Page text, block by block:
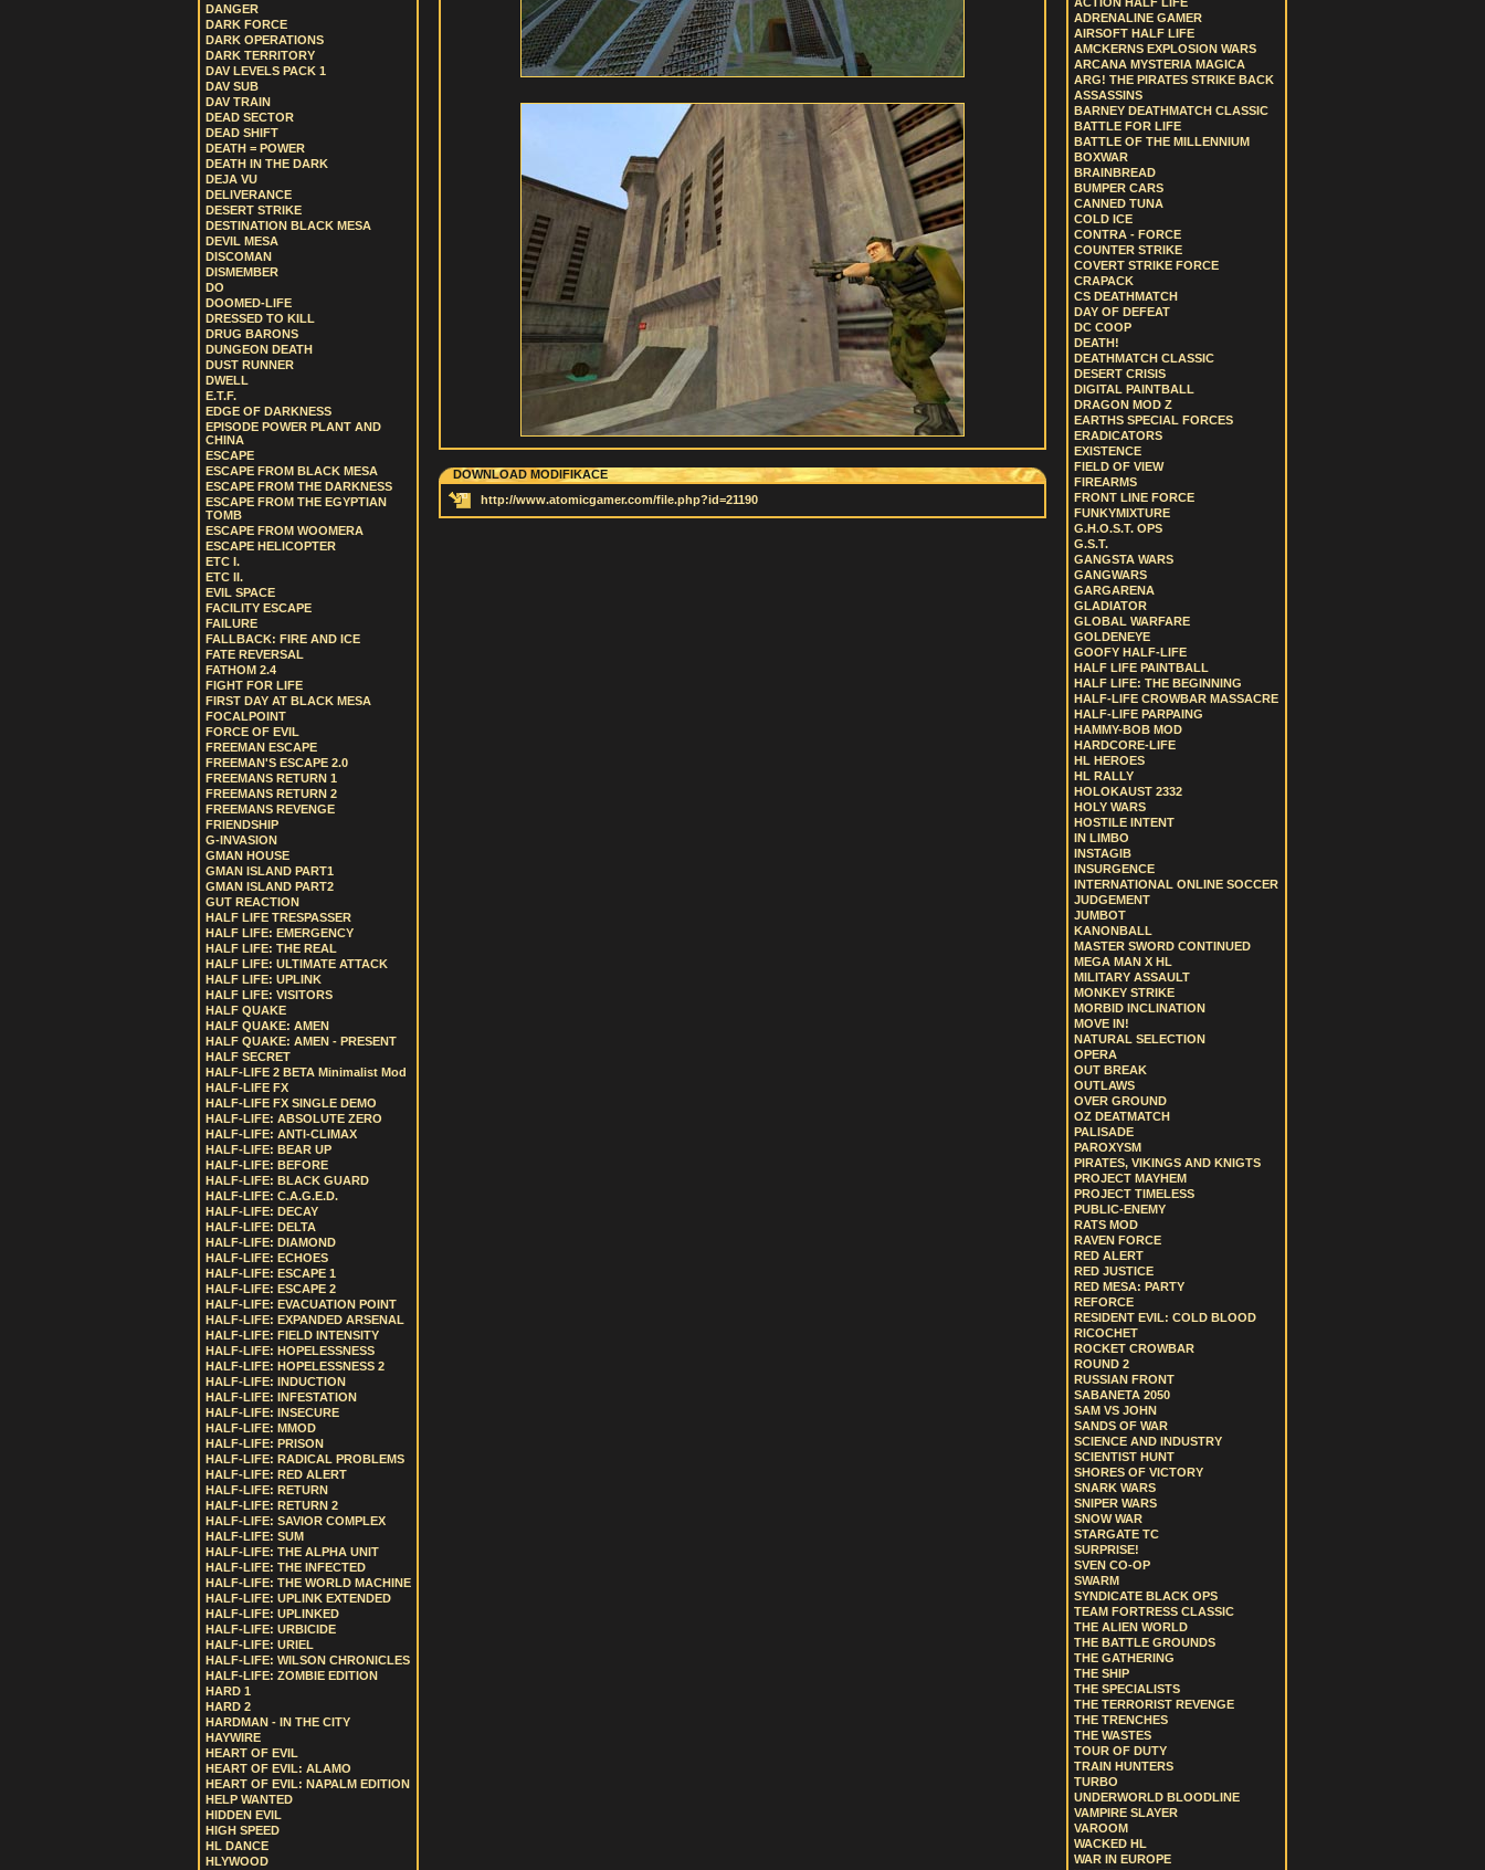
DANGER
DARK FORCE
DARK OPERATIONS
DARK TERRITORY
DAV LEVELS PACK 1
DAV SUB
DAV TRAIN
DEAD SECTOR
DEAD SHIFT
DEATH = POWER
DEATH IN THE DARK
DEJA VU
DELIVERANCE
DESERT STRIKE
DESTINATION BLACK MESA
DEVIL MESA
DISCOMAN
DISMEMBER
DO
DOOMED-LIFE
DRESSED TO KILL
DRUG BARONS
DUNGEON DEATH
DUST RUNNER
DWELL
E.T.F.
EDGE OF DARKNESS
EPISODE POWER PLANT AND
CHINA
ESCAPE
ESCAPE FROM BLACK MESA
ESCAPE FROM THE DARKNESS
ESCAPE FROM THE EGYPTIAN
TOMB
ESCAPE FROM WOOMERA
ESCAPE HELICOPTER
ETC I.
ETC II.
EVIL SPACE
FACILITY ESCAPE
FAILURE
FALLBACK: FIRE AND ICE
FATE REVERSAL
FATHOM 2.4
FIGHT FOR LIFE
FIRST DAY AT BLACK MESA
FOCALPOINT
FORCE OF EVIL
FREEMAN ESCAPE
FREEMAN'S ESCAPE 2.0
FREEMANS RETURN 1
FREEMANS RETURN 2
FREEMANS REVENGE
FRIENDSHIP
G-INVASION
GMAN HOUSE
GMAN ISLAND PART1
GMAN ISLAND PART2
GUT REACTION
HALF LIFE TRESPASSER
HALF LIFE: EMERGENCY
HALF LIFE: THE REAL
HALF LIFE: ULTIMATE ATTACK
HALF LIFE: UPLINK
HALF LIFE: VISITORS
HALF QUAKE
HALF QUAKE: AMEN
HALF QUAKE: AMEN - PRESENT
HALF SECRET
HALF-LIFE 2 BETA Minimalist Mod
HALF-LIFE FX
HALF-LIFE FX SINGLE DEMO
HALF-LIFE: ABSOLUTE ZERO
HALF-LIFE: ANTI-CLIMAX
HALF-LIFE: BEAR UP
HALF-LIFE: BEFORE
HALF-LIFE: BLACK GUARD
HALF-LIFE: C.A.G.E.D.
HALF-LIFE: DECAY
HALF-LIFE: DELTA
HALF-LIFE: DIAMOND
HALF-LIFE: ECHOES
HALF-LIFE: ESCAPE 1
HALF-LIFE: ESCAPE 2
HALF-LIFE: EVACUATION POINT
HALF-LIFE: EXPANDED ARSENAL
HALF-LIFE: FIELD INTENSITY
HALF-LIFE: HOPELESSNESS
HALF-LIFE: HOPELESSNESS 2
HALF-LIFE: INDUCTION
HALF-LIFE: INFESTATION
HALF-LIFE: INSECURE
HALF-LIFE: MMOD
HALF-LIFE: PRISON
HALF-LIFE: RADICAL PROBLEMS
HALF-LIFE: RED ALERT
HALF-LIFE: RETURN
HALF-LIFE: RETURN 2
HALF-LIFE: SAVIOR COMPLEX
HALF-LIFE: SUM
HALF-LIFE: THE ALPHA UNIT
HALF-LIFE: THE INFECTED
HALF-LIFE: THE WORLD MACHINE
HALF-LIFE: UPLINK EXTENDED
HALF-LIFE: UPLINKED
HALF-LIFE: URBICIDE
HALF-LIFE: URIEL
HALF-LIFE: WILSON CHRONICLES
HALF-LIFE: ZOMBIE EDITION
HARD 1
HARD 2
HARDMAN - IN THE CITY
HAYWIRE
HEART OF EVIL
HEART OF EVIL: ALAMO
HEART OF EVIL: NAPALM EDITION
HELP WANTED
HIDDEN EVIL
HIGH SPEED
HL DANCE
HLYWOOD
DOWNLOAD MODIFIKACE
http://www.atomicgamer.com/file.php?id=21190
ADRENALINE GAMER
AIRSOFT HALF LIFE
AMCKERNS EXPLOSION WARS
ARCANA MYSTERIA MAGICA
ARG! THE PIRATES STRIKE BACK
ASSASSINS
BARNEY DEATHMATCH CLASSIC
BATTLE FOR LIFE
BATTLE OF THE MILLENNIUM
BOXWAR
BRAINBREAD
BUMPER CARS
CANNED TUNA
COLD ICE
CONTRA - FORCE
COUNTER STRIKE
COVERT STRIKE FORCE
CRAPACK
CS DEATHMATCH
DAY OF DEFEAT
DC COOP
DEATH!
DEATHMATCH CLASSIC
DESERT CRISIS
DIGITAL PAINTBALL
DRAGON MOD Z
EARTHS SPECIAL FORCES
ERADICATORS
EXISTENCE
FIELD OF VIEW
FIREARMS
FRONT LINE FORCE
FUNKYMIXTURE
G.H.O.S.T. OPS
G.S.T.
GANGSTA WARS
GANGWARS
GARGARENA
GLADIATOR
GLOBAL WARFARE
GOLDENEYE
GOOFY HALF-LIFE
HALF LIFE PAINTBALL
HALF LIFE: THE BEGINNING
HALF-LIFE CROWBAR MASSACRE
HALF-LIFE PARPAING
HAMMY-BOB MOD
HARDCORE-LIFE
HL HEROES
HL RALLY
HOLOKAUST 2332
HOLY WARS
HOSTILE INTENT
IN LIMBO
INSTAGIB
INSURGENCE
INTERNATIONAL ONLINE SOCCER
JUDGEMENT
JUMBOT
KANONBALL
MASTER SWORD CONTINUED
MEGA MAN X HL
MILITARY ASSAULT
MONKEY STRIKE
MORBID INCLINATION
MOVE IN!
NATURAL SELECTION
OPERA
OUT BREAK
OUTLAWS
OVER GROUND
OZ DEATMATCH
PALISADE
PAROXYSM
PIRATES, VIKINGS AND KNIGTS
PROJECT MAYHEM
PROJECT TIMELESS
PUBLIC-ENEMY
RATS MOD
RAVEN FORCE
RED ALERT
RED JUSTICE
RED MESA: PARTY
REFORCE
RESIDENT EVIL: COLD BLOOD
RICOCHET
ROCKET CROWBAR
ROUND 2
RUSSIAN FRONT
SABANETA 2050
SAM VS JOHN
SANDS OF WAR
SCIENCE AND INDUSTRY
SCIENTIST HUNT
SHORES OF VICTORY
SNARK WARS
SNIPER WARS
SNOW WAR
STARGATE TC
SURPRISE!
SVEN CO-OP
SWARM
SYNDICATE BLACK OPS
TEAM FORTRESS CLASSIC
THE ALIEN WORLD
THE BATTLE GROUNDS
THE GATHERING
THE SHIP
THE SPECIALISTS
THE TERRORIST REVENGE
THE TRENCHES
THE WASTES
TOUR OF DUTY
TRAIN HUNTERS
TURBO
UNDERWORLD BLOODLINE
VAMPIRE SLAYER
VAROOM
WACKED HL
WAR IN EUROPE